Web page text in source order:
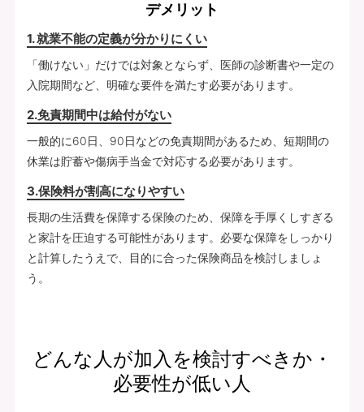
デメリット
1. 就業不能の定義が分かりにくい
「働けない」だけでは対象とならず、医師の診断書や一定の
入院期間など、明確な要件を満たす必要があります。
2.免責期間中は給付がない
一般的に60日、90日などの免責期間があるため、短期間の
休業は貯蓄や傷病手当金で対応する必要があります。
3.保険料が割高になりやすい
長期の生活費を保障する保険のため、保障を手厚くしすぎる
と家計を圧迫する可能性があります。必要な保障をしっかり
と計算したうえで、目的に合った保険商品を検討しましょ
う。
どんな人が加入を検討すべきか・
必要性が低い人